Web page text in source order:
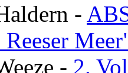
-
- 2.